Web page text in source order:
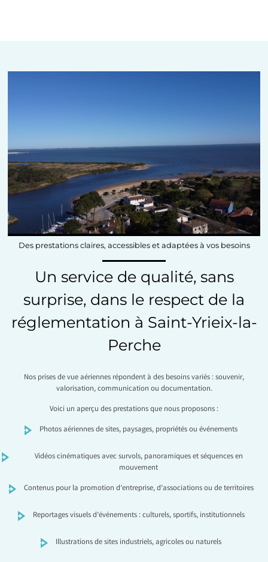
Des prestations claires, accessibles et adaptées à vos besoins
Un service de qualité, sans
surprise, dans le respect de la
réglementation à Saint-Yrieix-la-
Perche
Nos prises de vue aériennes répondent à des besoins variés : souvenir,
valorisation, communication ou documentation.
Voici un aperçu des prestations que nous proposons :
Photos aériennes de sites, paysages, propriétés ou événements
Vidéos cinématiques avec survols, panoramiques et séquences en
mouvement
Contenus pour la promotion d’entreprise, d’associations ou de territoires
Reportages visuels d’événements : culturels, sportifs, institutionnels
Illustrations de sites industriels, agricoles ou naturels